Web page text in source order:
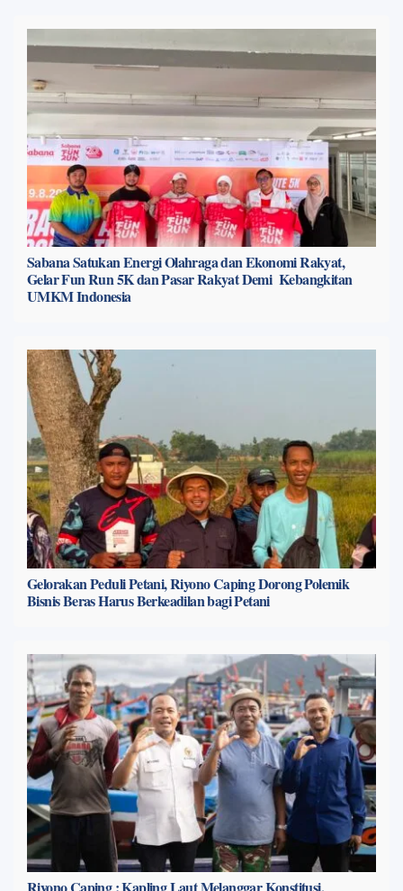
Sabana Satukan Energi Olahraga dan Ekonomi Rakyat,
Gelar Fun Run 5K dan Pasar Rakyat Demi Kebangkitan
UMKM Indonesia
Gelorakan Peduli Petani, Riyono Caping Dorong Polemik
Bisnis Beras Harus Berkeadilan bagi Petani